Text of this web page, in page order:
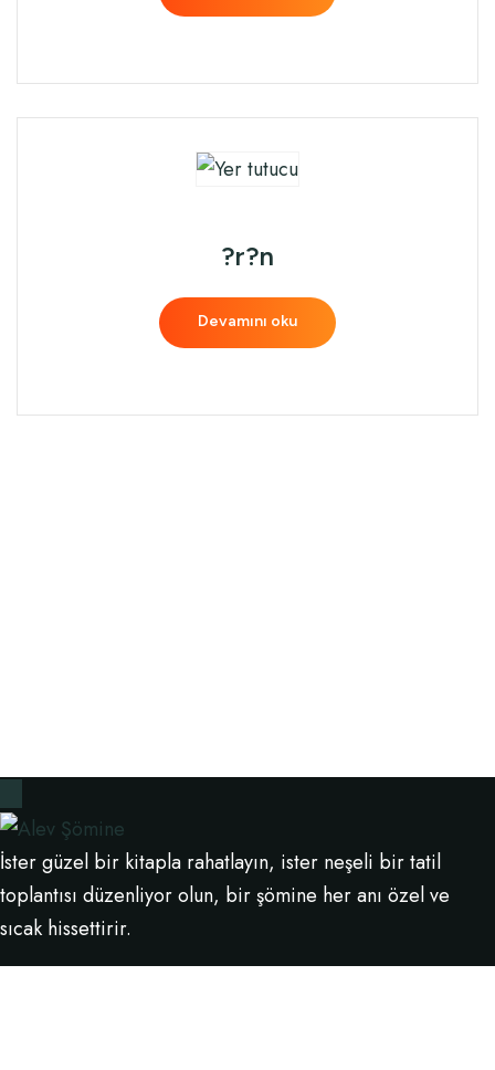
?r?n
Devamını oku
İster güzel bir kitapla rahatlayın, ister neşeli bir tatil
toplantısı düzenliyor olun, bir şömine her anı özel ve
sıcak hissettirir.